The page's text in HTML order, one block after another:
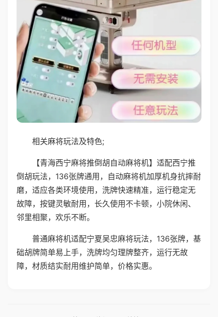
相关麻将玩法及特色;
【青海西宁麻将推倒胡自动麻将机】适配西宁推
倒胡玩法，136张牌通用，自动麻将机加厚机身抗摔耐
磨，适应各类环境使用，洗牌快速精准，运行稳定无
故障，按键灵敏耐用，长久使用不卡顿，小院休闲、
邻里相聚，欢乐不断。
普通麻将机适配宁夏吴忠麻将玩法，136张牌，基
础胡牌简单易上手，洗牌均匀理牌整齐，运行无故
障，材质结实耐用维护简单，价格实惠。